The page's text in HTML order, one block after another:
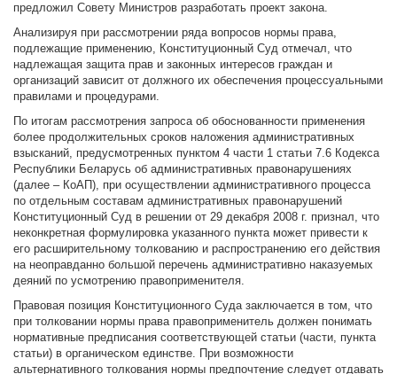
предложил Совету Министров разработать проект закона.
Анализируя при рассмотрении ряда вопросов нормы права,
подлежащие применению, Конституционный Суд отмечал, что
надлежащая защита прав и законных интересов граждан и
организаций зависит от должного их обеспечения процессуальными
правилами и процедурами.
По итогам рассмотрения запроса об обоснованности применения
более продолжительных сроков наложения административных
взысканий, предусмотренных пунктом 4 части 1 статьи 7.6 Кодекса
Республики Беларусь об административных правонарушениях
(далее – КоАП), при осуществлении административного процесса
по отдельным составам административных правонарушений
Конституционный Суд в решении от 29 декабря 2008 г. признал, что
неконкретная формулировка указанного пункта может привести к
его расширительному толкованию и распространению его действия
на неоправданно большой перечень административно наказуемых
деяний по усмотрению правоприменителя.
Правовая позиция Конституционного Суда заключается в том, что
при толковании нормы права правоприменитель должен понимать
нормативные предписания соответствующей статьи (части, пункта
статьи) в органическом единстве. При возможности
альтернативного толкования нормы предпочтение следует отдавать